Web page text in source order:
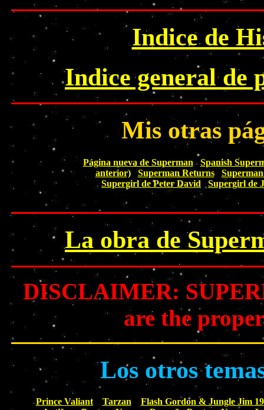
Indice de
Indice general de
Mis otras
Página nueva de Superman
Spanish
anterior)
Superman Returns
Supergirl de Peter David
Supergirl de
La obra de
DISCLAIMER:
are the
Los otros
Prince Valiant Tarzan
Flash Gordon & Jungle Jim